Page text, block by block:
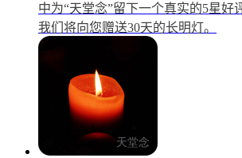
中为“天堂念”留下一个真实的5星好
我们将向您赠送30天的长明灯。